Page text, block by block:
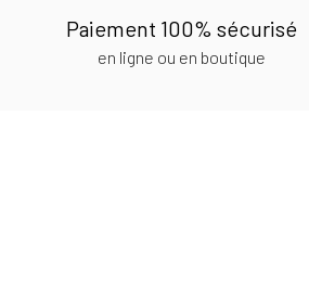
Paiement 100% sécurisé
en ligne ou en boutique